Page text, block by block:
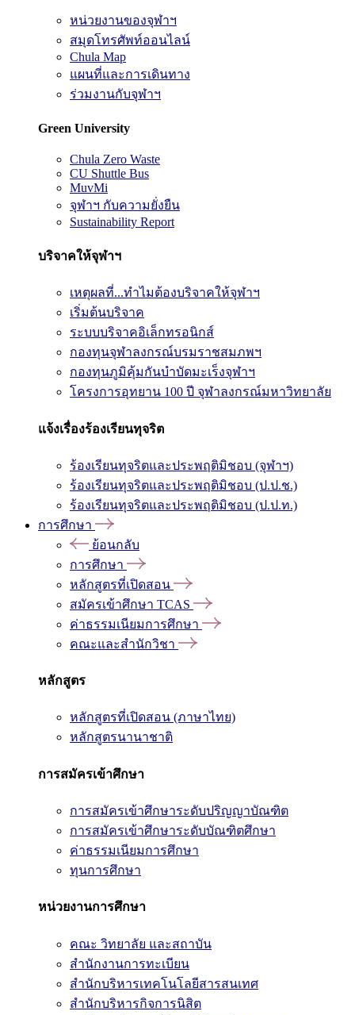
หน่วยงานของจุฬาฯ
สมุดโทรศัพท์ออนไลน์
Chula Map
แผนที่และการเดินทาง
ร่วมงานกับจุฬาฯ
Green University
Chula Zero Waste
CU Shuttle Bus
MuvMi
จุฬาฯ กับความยั่งยืน
Sustainability Report
บริจาคให้จุฬาฯ
เหตุผลที่...ทำไมต้องบริจาคให้จุฬาฯ
เริ่มต้นบริจาค
ระบบบริจาคอิเล็กทรอนิกส์
กองทุนจุฬาลงกรณ์บรมราชสมภพฯ
กองทุนภูมิคุ้มกันบำบัดมะเร็งจุฬาฯ
โครงการอุทยาน 100 ปี จุฬาลงกรณ์มหาวิทยาลัย
แจ้งเรื่องร้องเรียนทุจริต
ร้องเรียนทุจริตและประพฤติมิชอบ (จุฬาฯ)
ร้องเรียนทุจริตและประพฤติมิชอบ (ป.ป.ช.)
ร้องเรียนทุจริตและประพฤติมิชอบ (ป.ป.ท.)
การศึกษา
ย้อนกลับ
การศึกษา
หลักสูตรที่เปิดสอน
สมัครเข้าศึกษา TCAS
ค่าธรรมเนียมการศึกษา
คณะและสำนักวิชา
หลักสูตร
หลักสูตรที่เปิดสอน (ภาษาไทย)
หลักสูตรนานาชาติ
การสมัครเข้าศึกษา
การสมัครเข้าศึกษาระดับปริญญาบัณฑิต
การสมัครเข้าศึกษาระดับบัณฑิตศึกษา
ค่าธรรมเนียมการศึกษา
ทุนการศึกษา
หน่วยงานการศึกษา
คณะ วิทยาลัย และสถาบัน
สำนักงานการทะเบียน
สำนักบริหารเทคโนโลยีสารสนเทศ
สำนักบริหารกิจการนิสิต